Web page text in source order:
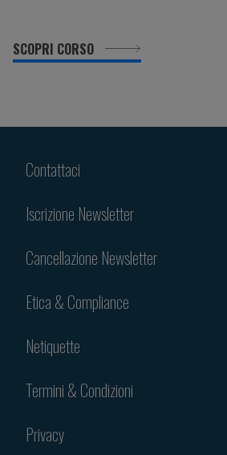
SCOPRI CORSO
Contattaci
Iscrizione Newsletter
Cancellazione Newsletter
Etica & Compliance
Netiquette
Termini & Condizioni
Privacy